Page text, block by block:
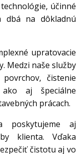
účinné
dbá na dôkladnú
upratovacie
Medzi naše služby
čistenie
aj špeciálne
prácach.
poskytujeme aj
klienta. Vďaka
čistotu aj vo